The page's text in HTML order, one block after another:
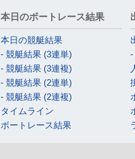
本日のボートレース結果
本日の競艇結果
- 競艇結果 (3連単)
- 競艇結果 (3連複)
- 競艇結果 (2連単)
- 競艇結果 (2連複)
タイムライン
ボートレース結果
-